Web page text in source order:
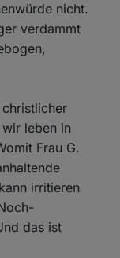
nicht.
verdammt
leben in
Frau G.
irritieren
das ist